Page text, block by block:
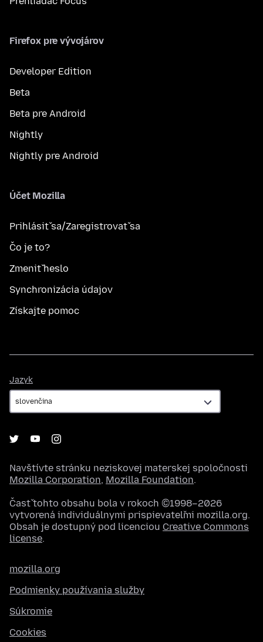
Firefox pre vývojárov
Developer Edition
Beta
Beta pre Android
Nightly
Nightly pre Android
Účet Mozilla
Prihlásiť sa/Zaregistrovať sa
Čo je to?
Zmeniť heslo
Synchronizácia údajov
Získajte pomoc
Jazyk
Navštívte stránku neziskovej materskej spoločnosti
Mozilla Corporation, Mozilla Foundation.
Časť tohto obsahu bola v rokoch ©1998–2026
vytvorená individuálnymi prispievateľmi mozilla.org.
Obsah je dostupný pod licenciou Creative Commons
license.
mozilla.org
Podmienky používania služby
Súkromie
Cookies